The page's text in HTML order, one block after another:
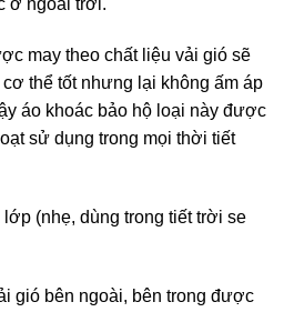
ở ngoài trời.
may theo chất liệu vải gió sẽ
thể tốt nhưng lại không ấm áp
áo khoác bảo hộ loại này được
sử dụng trong mọi thời tiết
(nhẹ, dùng trong tiết trời se
gió bên ngoài, bên trong được